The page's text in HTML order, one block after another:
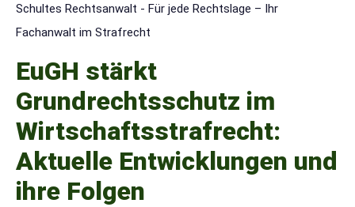
Schultes Rechtsanwalt - Für jede Rechtslage – Ihr
Fachanwalt im Strafrecht
EuGH stärkt
Grundrechtsschutz im
Wirtschaftsstrafrecht:
Aktuelle Entwicklungen und
ihre Folgen